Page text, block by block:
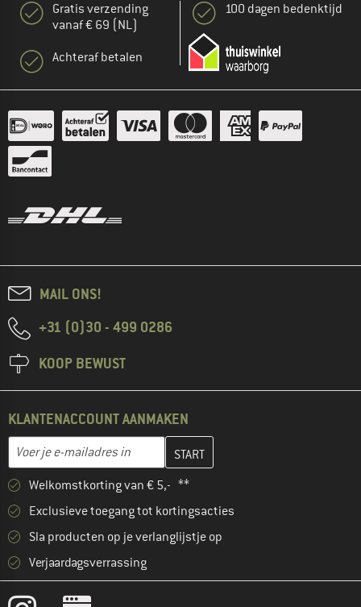
Gratis verzending
vanaf € 69 (NL)
Achteraf betalen
100 dagen bedenktijd
MAIL ONS!
+31 (0)30 - 499 0286
KOOP BEWUST
KLANTENACCOUNT AANMAKEN
E-mailadres
Vul je e-mailadres hier in en maak in de volgende stap je
Welkomstkorting van € 5,- **
Exclusieve toegang tot kortingsacties
Sla producten op je verlanglijstje op
Verjaardagsverrassing